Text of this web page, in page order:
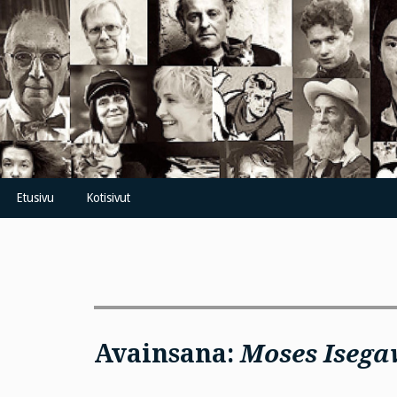
Skip
to
content
Etusivu Kotisivut
Avainsana:Moses